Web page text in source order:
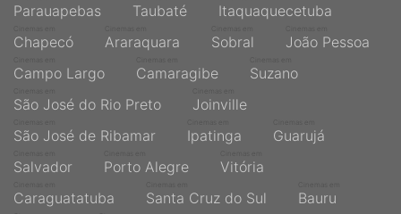
Parauapebas Taubaté Itaquaquecetuba
Chapecó Araraquara Sobral João Pessoa
Campo Largo Camaragibe Suzano
São José do Rio Preto Joinville
São José de Ribamar Ipatinga Guarujá
Salvador Porto Alegre Vitória
Caraguatatuba Santa Cruz do Sul Bauru